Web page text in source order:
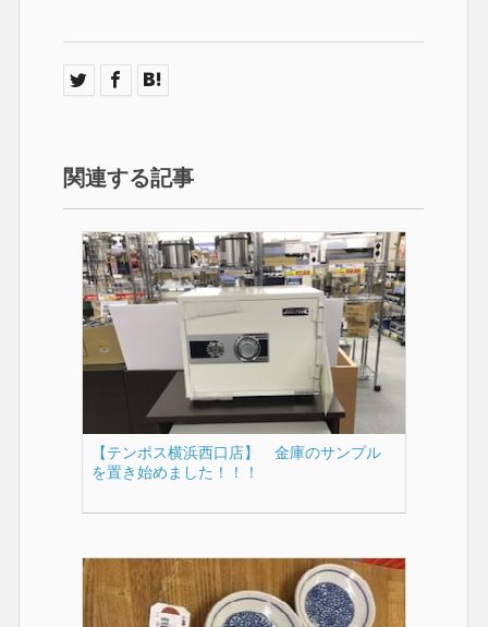
関連する記事
【テンポス横浜西口店】 金庫のサンプル
を置き始めました！！！